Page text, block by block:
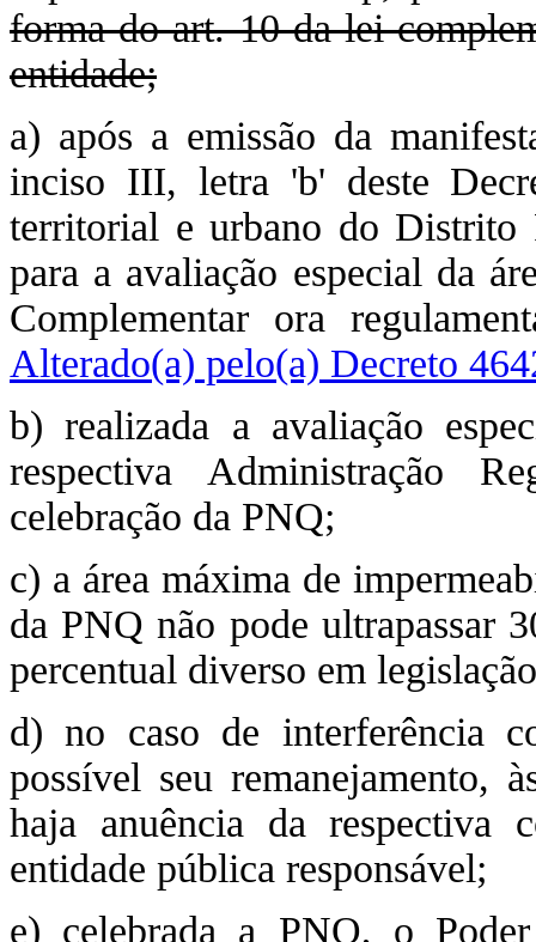
forma do art. 10 da lei
entidade;
a) após a emissão da
inciso III, letra 'b' deste
territorial e urbano do Distrito
para a avaliação especial da
Complementar ora
Alterado(a) pelo(a) Decreto
b) realizada a avaliação
respectiva Administração
celebração da PNQ;
c) a área máxima de
da PNQ não pode ultrapassar
percentual diverso em
d) no caso de interferência
possível seu remanejamento,
haja anuência da respectiva
entidade pública responsável;
e) celebrada a PNQ, o